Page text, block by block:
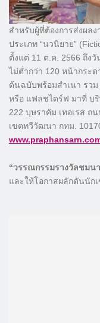
สำหรับผู้ที่ต้องการส่งผล
ประเภท “นวนิยาย”
ตั้งแต่ 11 ต.ค. 2566 ถึง
ไม่ต่ำกว่า 120 หน้ากระ
ต้นฉบับพร้อมสำเนา รว
หรือ แฟลชไดร์ฟ มาที่ บ
222 บุษราคัม เทอเรส
เขตทวีวัฒนา กทม.
“วรรณกรรมรางวัลชมน
และให้โอกาสผลักดันนัก